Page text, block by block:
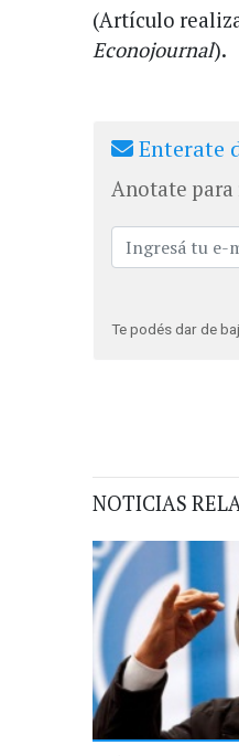
(Artículo
Econojournal).
Enterate
Anotate para
Te podés dar de
NOTICIAS